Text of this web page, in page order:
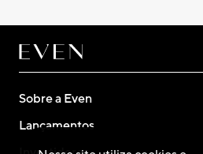
Sobre a Even
Lançamentos